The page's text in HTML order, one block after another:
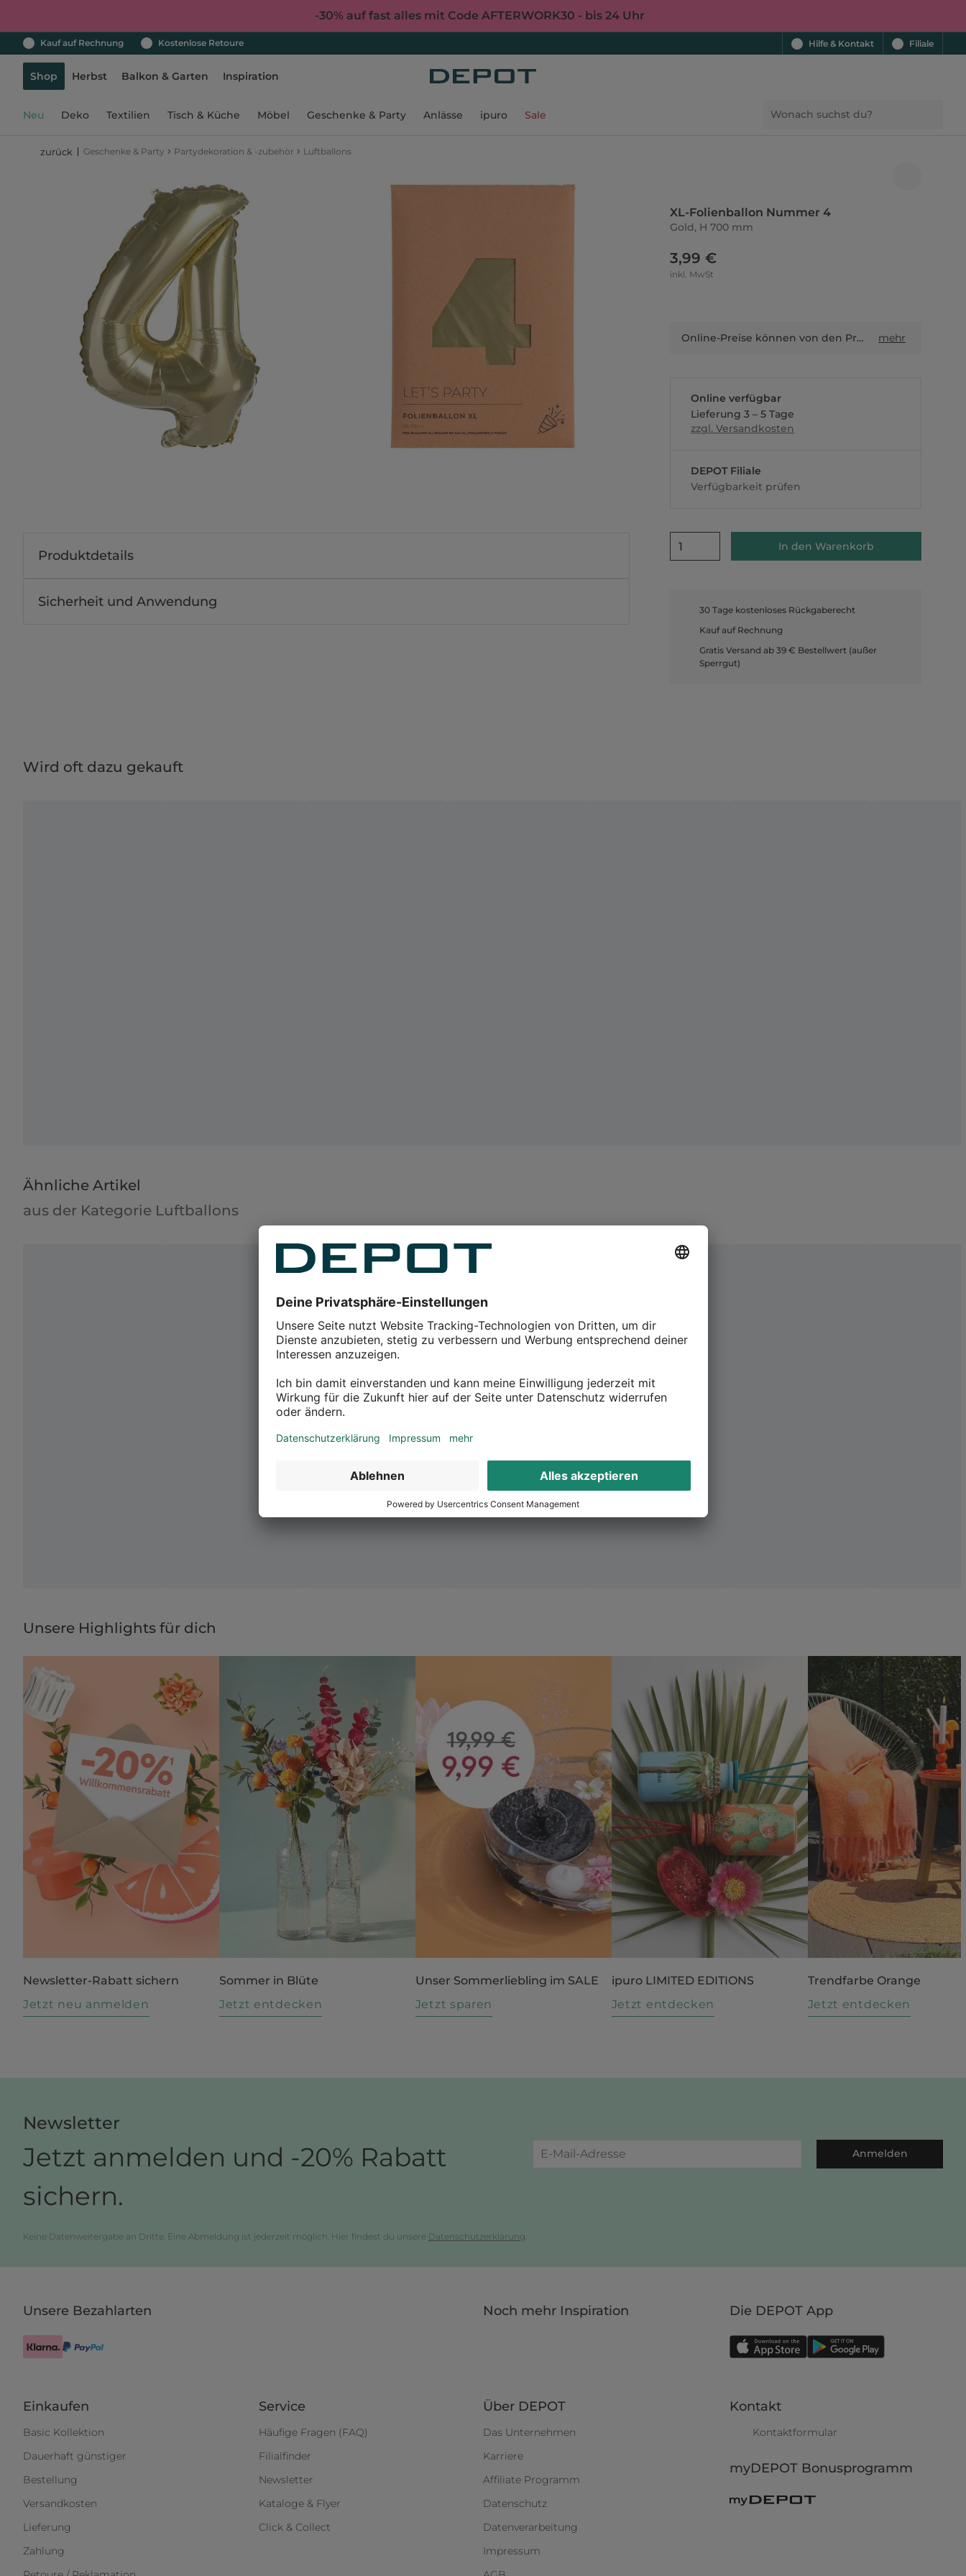
-30% auf fast alles mit Code AFTERWORK30 - bis 24 Uhr
Kauf auf Rechnung Kostenlose Retoure Hilfe & Kontakt Filiale
Shop Herbst Balkon & Garten Inspiration
Neu Deko Textilien Tisch & Küche Möbel Geschenke & Party Anlässe ipuro Sale
zurück Geschenke & Party › Partydekoration & -zubehör › Luftballons
XL-Folienballon Nummer 4
Gold, H 700 mm
3,99 €
inkl. MwSt
Online-Preise können von den Preisen in Filialen sowie Shop-in-Shop-Flächen abweichen. mehr
Online verfügbar
Lieferung 3 – 5 Tage
zzgl. Versandkosten
DEPOT Filiale
Verfügbarkeit prüfen
1 In den Warenkorb
30 Tage kostenloses Rückgaberecht
Kauf auf Rechnung
Gratis Versand ab 39 € Bestellwert (außer
Sperrgut)
Produktdetails
Sicherheit und Anwendung
Wird oft dazu gekauft
Ähnliche Artikel
aus der Kategorie Luftballons
Unsere Highlights für dich
Newsletter-Rabatt sichern
Jetzt neu anmelden
Sommer in Blüte
Jetzt entdecken
Unser Sommerliebling im SALE
Jetzt sparen
ipuro LIMITED EDITIONS
Jetzt entdecken
Trendfarbe Orange
Jetzt entdecken
Newsletter
Jetzt anmelden und -20% Rabatt
sichern.
Anmelden
Keine Datenweitergabe an Dritte. Eine Abmeldung ist jederzeit möglich. Hier findest du unsere Datenschutzerklärung.
Unsere Bezahlarten Noch mehr Inspiration Die DEPOT App
Einkaufen
Basic Kollektion
Dauerhaft günstiger
Bestellung
Versandkosten
Lieferung
Zahlung
Service
Häufige Fragen (FAQ)
Filialfinder
Newsletter
Kataloge & Flyer
Click & Collect
Über DEPOT
Das Unternehmen
Karriere
Affiliate Programm
Datenschutz
Datenverarbeitung
Impressum
Kontakt
Kontaktformular
myDEPOT Bonusprogramm